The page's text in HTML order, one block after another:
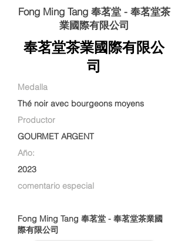
Fong Ming Tang 奉茗堂 - 奉茗堂茶
業國際有限公司
奉茗堂茶業國際有限公
司
Medalla
Thé noir avec bourgeons moyens
Productor
GOURMET ARGENT
Año:
2023
comentario especial
Fong Ming Tang 奉茗堂 - 奉茗堂茶業國
際有限公司